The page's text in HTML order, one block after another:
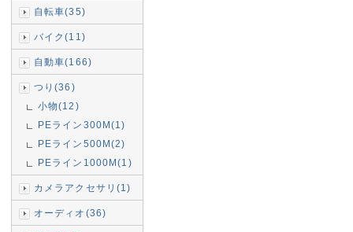
自転車(35)
バイク(11)
自動車(166)
つり(36)
小物(12)
PEライン300M(1)
PEライン500M(2)
PEライン1000M(1)
カメラアクセサリ(1)
オーディオ(36)